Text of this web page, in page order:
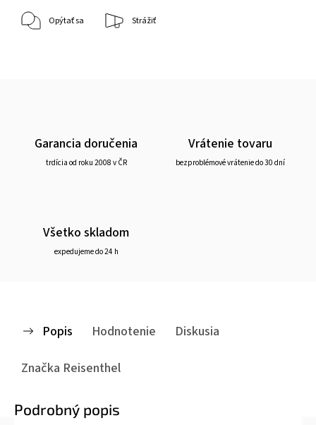
Opýtať sa Strážiť
Garancia doručenia
trdícia od roku 2008 v ČR
Vrátenie tovaru
bezproblémové vrátenie do 30 dní
Všetko skladom
expedujeme do 24 h
Popis Hodnotenie
Diskusia
Značka Reisenthel
Podrobný popis